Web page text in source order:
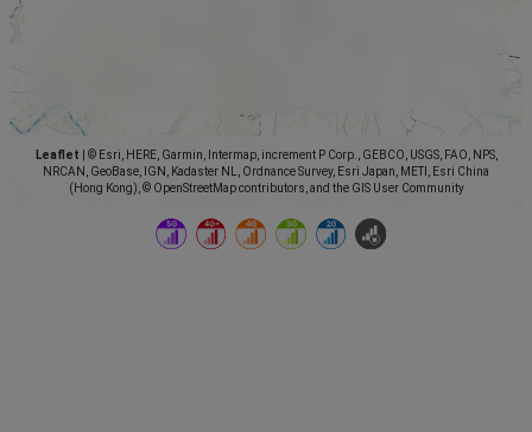
Leaflet
© Esri, HERE, Garmin, Intermap, increment P Corp., GEBCO, USGS, FAO, NPS,
NRCAN, GeoBase, IGN, Kadaster NL, Ordnance Survey, Esri Japan, METI, Esri China
(Hong Kong), © OpenStreetMap contributors, and the GIS User Community